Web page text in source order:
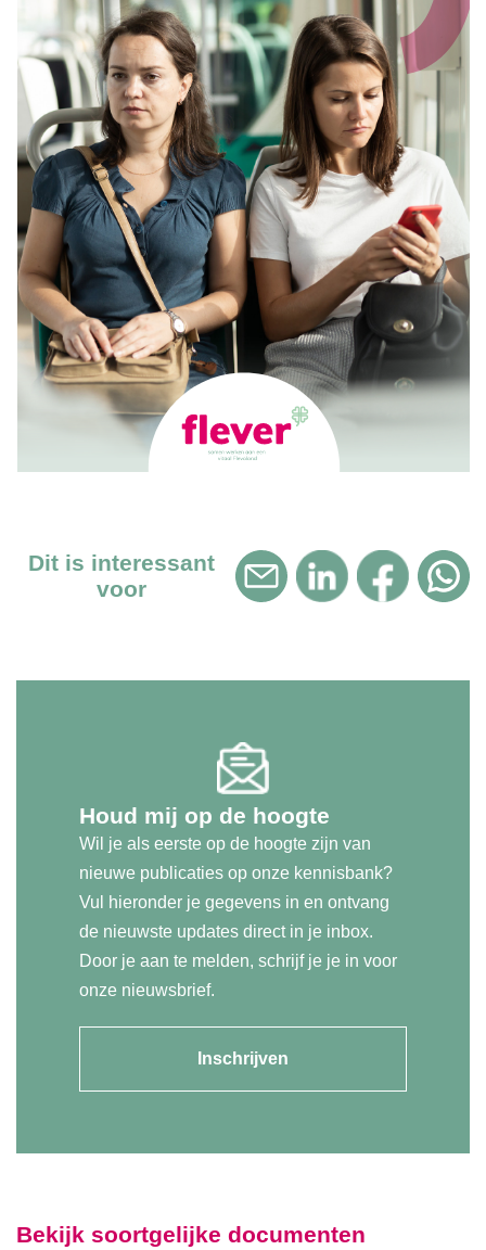
Dit is interessant
voor
Houd mij op de hoogte
Wil je als eerste op de hoogte zijn van
nieuwe publicaties op onze kennisbank?
Vul hieronder je gegevens in en ontvang
de nieuwste updates direct in je inbox.
Door je aan te melden, schrijf je je in voor
onze nieuwsbrief.
Inschrijven
Bekijk soortgelijke documenten